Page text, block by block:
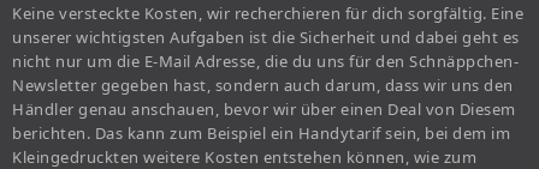
Keine versteckte Kosten, wir recherchieren für dich sorgfältig. Eine
unserer wichtigsten Aufgaben ist die Sicherheit und dabei geht es
nicht nur um die E-Mail Adresse, die du uns für den Schnäppchen-
Newsletter gegeben hast, sondern auch darum, dass wir uns den
Händler genau anschauen, bevor wir über einen Deal von Diesem
berichten. Das kann zum Beispiel ein Handytarif sein, bei dem im
Kleingedruckten weitere Kosten entstehen können, wie zum